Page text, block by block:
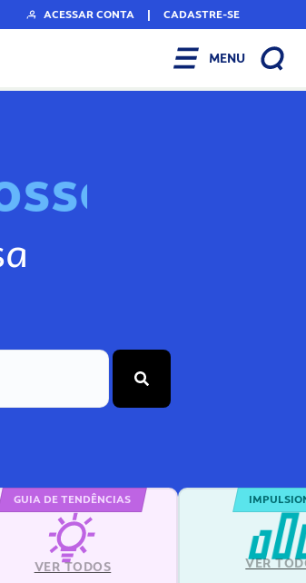
ACESSAR CONTA | CADASTRE-SE
MENU
oss
GUIA DE TENDÊNCIAS
VER TODOS VER